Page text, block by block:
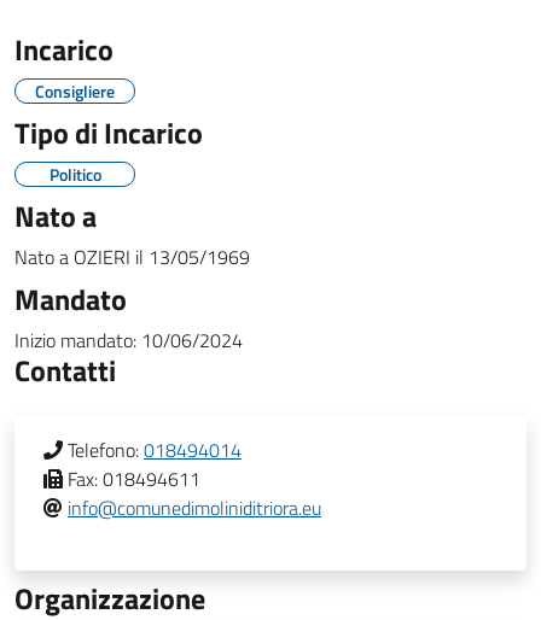
Incarico
Consigliere
Tipo di Incarico
Politico
Nato a
Nato a OZIERI il 13/05/1969
Mandato
Inizio mandato: 10/06/2024
Contatti
Telefono:018494014
Fax:018494611
info@comunedimoliniditriora.eu
Organizzazione